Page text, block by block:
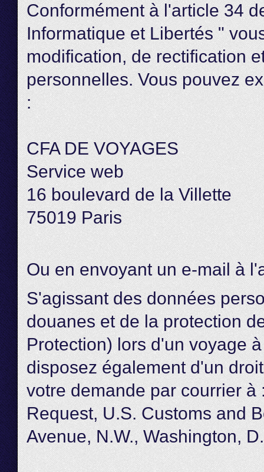
Conformément à l'article 34
Informatique et Libertés "
modification, de rectification
personnelles. Vous pouvez
:
CFA DE VOYAGES
Service web
16 boulevard de la Villette
75019 Paris
Ou en envoyant un e-mail à
S'agissant des données
douanes et de la protection
Protection) lors d'un voyage
disposez également d'un
votre demande par courrier à
Request, U.S. Customs and
Avenue, N.W., Washington,